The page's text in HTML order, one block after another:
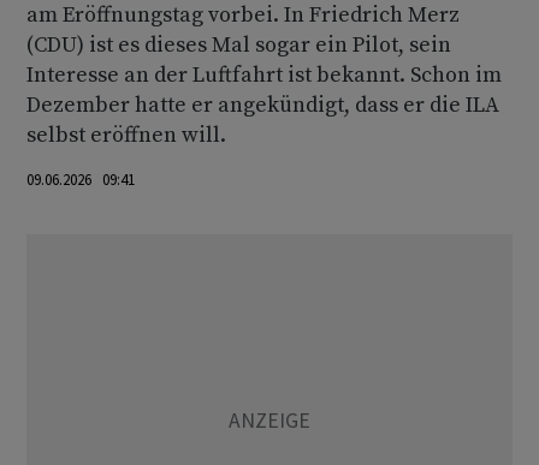
am Eröffnungstag vorbei. In Friedrich Merz
(CDU) ist es dieses Mal sogar ein Pilot, sein
Interesse an der Luftfahrt ist bekannt. Schon im
Dezember hatte er angekündigt, dass er die ILA
selbst eröffnen will.
09.06.2026 09:41